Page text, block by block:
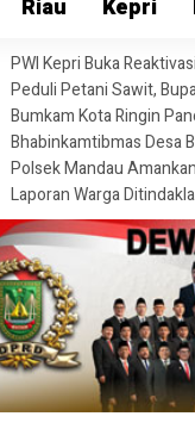
Riau Kepri
PWI Kepri Buka
Peduli Petani Sawit,
Bumkam Kota Ringin
Bhabinkamtibmas Desa
Polsek Mandau
Laporan Warga